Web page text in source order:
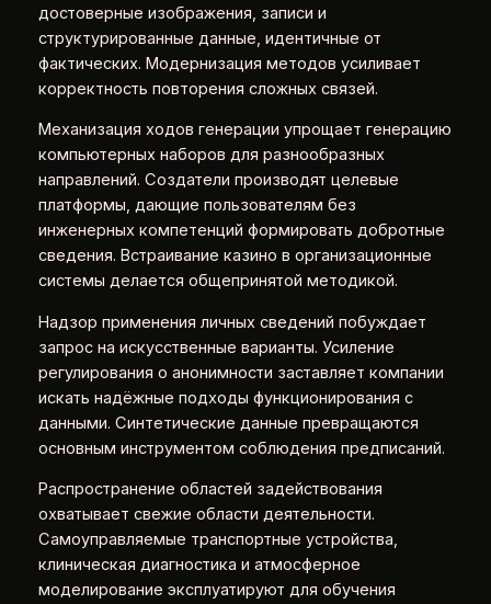
достоверные изображения, записи и
структурированные данные, идентичные от
фактических. Модернизация методов усиливает
корректность повторения сложных связей.
Механизация ходов генерации упрощает генерацию
компьютерных наборов для разнообразных
направлений. Создатели производят целевые
платформы, дающие пользователям без
инженерных компетенций формировать добротные
сведения. Встраивание казино в организационные
системы делается общепринятой методикой.
Надзор применения личных сведений побуждает
запрос на искусственные варианты. Усиление
регулирования о анонимности заставляет компании
искать надёжные подходы функционирования с
данными. Синтетические данные превращаются
основным инструментом соблюдения предписаний.
Распространение областей задействования
охватывает свежие области деятельности.
Самоуправляемые транспортные устройства,
клиническая диагностика и атмосферное
моделирование эксплуатируют для обучения